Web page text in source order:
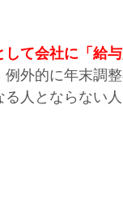
して会社に「給
外的に年末調
人とならない